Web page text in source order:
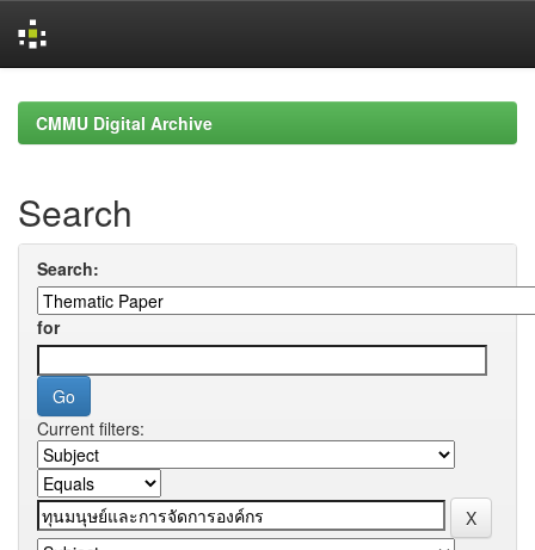
navigationCMMU Digital Archive
Search
Search:
for
Current filters: